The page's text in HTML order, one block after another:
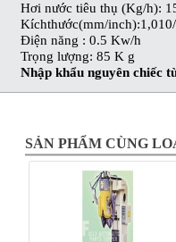
Hơi nước tiêu thụ (Kg/h):
Kíchthước(mm/
Điện năng : 0.5 Kw/h
Trọng lượng: 85 K g
Nhập khẩu nguyên chiếc
SẢN PHẨM CÙNG